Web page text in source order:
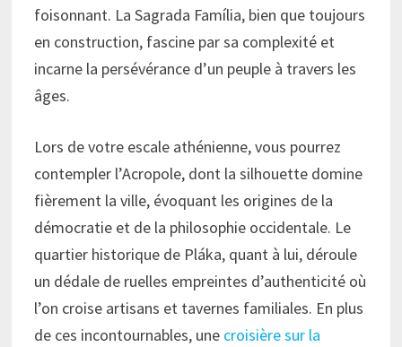
foisonnant. La Sagrada Família, bien que toujours
en construction, fascine par sa complexité et
incarne la persévérance d’un peuple à travers les
âges.
Lors de votre escale athénienne, vous pourrez
contempler l’Acropole, dont la silhouette domine
fièrement la ville, évoquant les origines de la
démocratie et de la philosophie occidentale. Le
quartier historique de Pláka, quant à lui, déroule
un dédale de ruelles empreintes d’authenticité où
l’on croise artisans et tavernes familiales. En plus
de ces incontournables, une croisière sur la